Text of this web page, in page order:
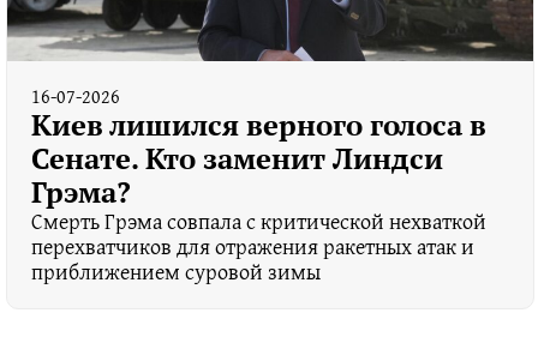
16-07-2026
Киев лишился верного голоса в
Сенате. Кто заменит Линдси
Грэма?
Смерть Грэма совпала с критической нехваткой
перехватчиков для отражения ракетных атак и
приближением суровой зимы